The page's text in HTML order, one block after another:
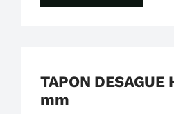
TAPON DESAGUE
mm